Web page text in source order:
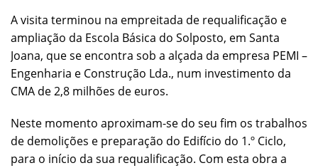
A visita terminou na empreitada de requalificação e
ampliação da Escola Básica do Solposto, em Santa
Joana, que se encontra sob a alçada da empresa PEMI –
Engenharia e Construção Lda., num investimento da
CMA de 2,8 milhões de euros.
Neste momento aproximam-se do seu fim os trabalhos
de demolições e preparação do Edifício do 1.º Ciclo,
para o início da sua requalificação. Com esta obra a